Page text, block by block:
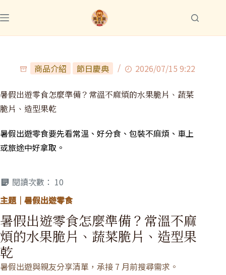
商品介紹 節日慶典 2026/07/15 9:22
暑假出遊零食怎麼準備？常溫不麻煩的水果脆片、蔬菜
脆片、造型果乾
暑假出遊零食要先看常溫、好分食、包裝不麻煩、車上
或旅途中好拿取。
閱讀次數： 10
主題｜暑假出遊零食
暑假出遊零食怎麼準備？常溫不麻
煩的水果脆片、蔬菜脆片、造型果
乾
暑假出遊與親友分享清單，承接 7 月前搜尋需求。